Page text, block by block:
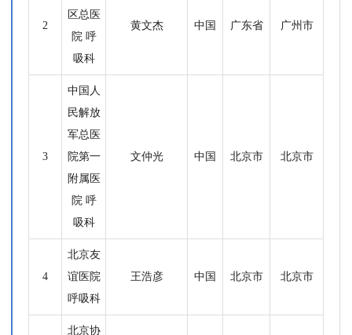
2
区总医
院 呼
吸科
黄文杰 中国 广东省 广州市
3
中国人
民解放
军总医
院第一
附属医
院 呼
吸科
文仲光 中国 北京市 北京市
4
北京友
谊医院
呼吸科
王浩彦 中国 北京市 北京市
北京协